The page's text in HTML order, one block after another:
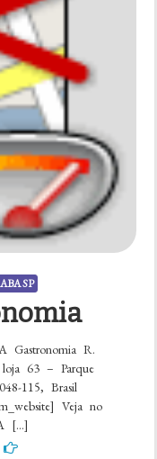
SP
Gastronomia R.
63 – Parque
115, Brasil
Veja no
[…]